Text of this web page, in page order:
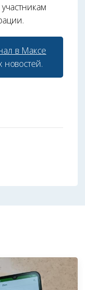
в Максе
новостей.